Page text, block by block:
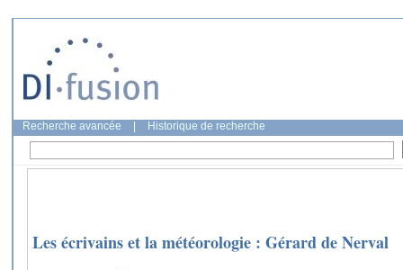
Recherche avancée Historique de recherche
Les écrivains et la météorologie : Gérard de Nerval